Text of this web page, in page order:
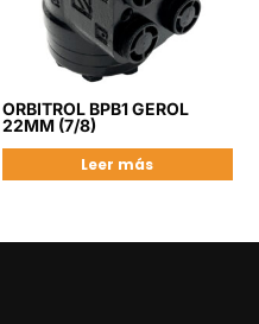
ORBITROL BPB1 GEROL
22MM (7/8)
Leer más